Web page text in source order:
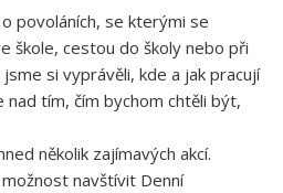
povoláních, se kterými se
škole, cestou do školy nebo při
jsme si vyprávěli, kde a jak pracují
nad tím, čím bychom chtěli být,
několik zajímavých akcí.
navštívit Denní